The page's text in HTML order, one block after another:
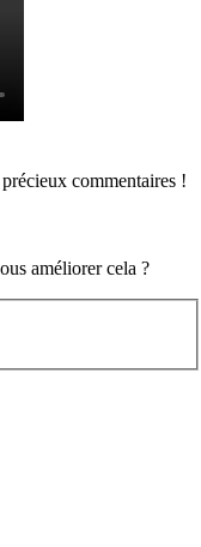
commentaires !
améliorer cela ?